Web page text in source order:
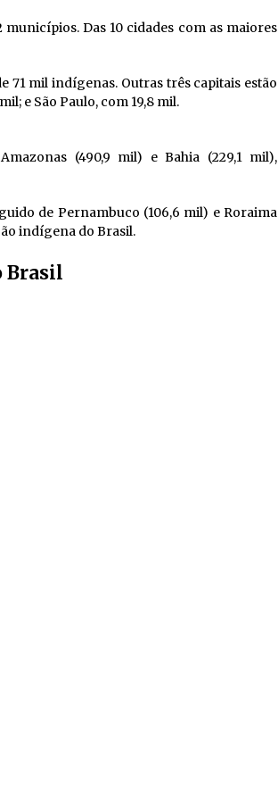
Das 10 cidades com as maiores
71 mil indígenas. Outras três capitais estão
e São Paulo, com 19,8 mil.
(490,9 mil) e Bahia (229,1 mil),
de Pernambuco (106,6 mil) e Roraima
indígena do Brasil.
Brasil